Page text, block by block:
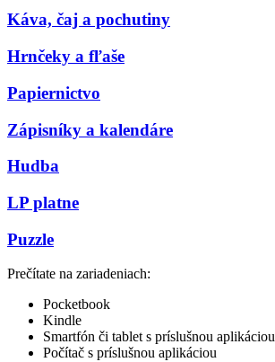
Káva, čaj a pochutiny
Hrnčeky a fľaše
Papiernictvo
Zápisníky a kalendáre
Hudba
LP platne
Puzzle
Prečítate na zariadeniach:
Pocketbook
Kindle
Smartfón či tablet s príslušnou aplikáciou
Počítač s príslušnou aplikáciou